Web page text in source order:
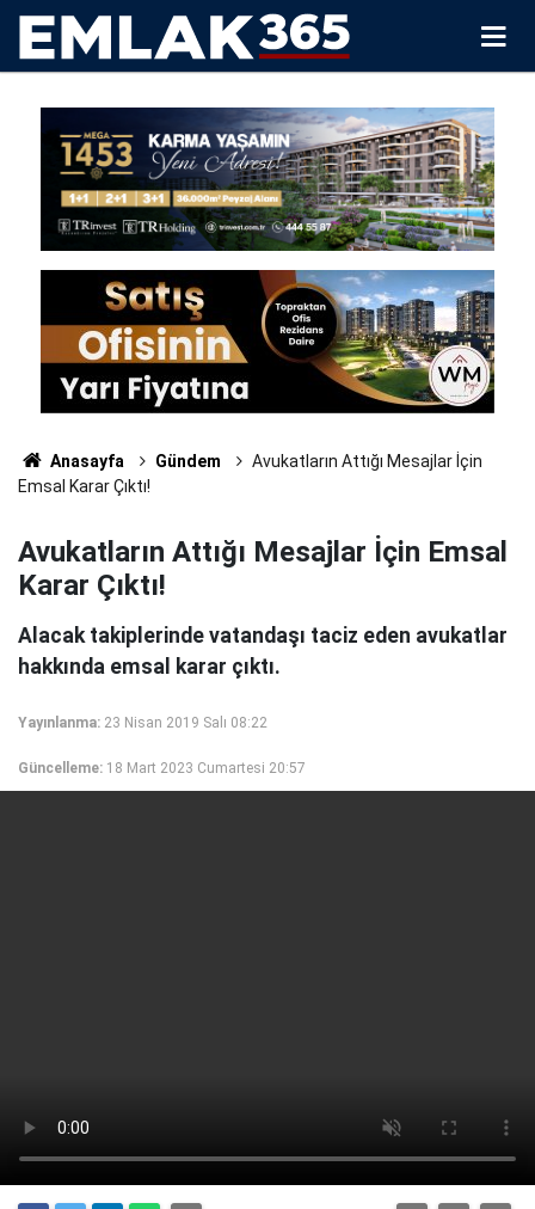
Anasayfa Gündem
Avukatların Attığı Mesajlar İçin
Emsal Karar Çıktı!
Avukatların Attığı Mesajlar İçin Emsal
Karar Çıktı!
Alacak takiplerinde vatandaşı taciz eden avukatlar
hakkında emsal karar çıktı.
Yayınlanma: 23 Nisan 2019 Salı 08:22
Güncelleme: 18 Mart 2023 Cumartesi 20:57